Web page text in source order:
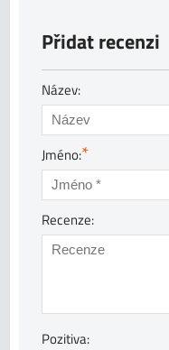
Přidat recenzi
Název:
Jméno:*
Recenze:
Pozitiva: